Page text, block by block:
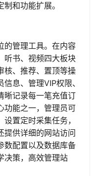
和功能扩展。
的管理工具。在内容
听书、视频四大板块
核、推荐、置顶等操
息、管理VIP权限、
晰记录每一笔充值订
功能之一，管理员可
置定时采集任务，
提供详细的网站访问
数配置以及数据库备
决策，高效管理站